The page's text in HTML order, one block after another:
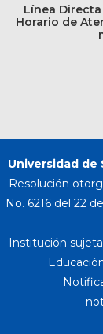
Línea
Horario de
Universidad de
Resolución
No. 6216 del 22
Institución